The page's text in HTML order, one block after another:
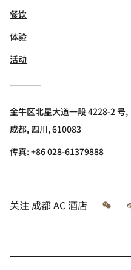
餐饮
体验
活动
金牛区北星大道一段 4228-2 号,
成都, 四川, 610083
传真:+86 028-61379888
关注 成都 AC 酒店 微信